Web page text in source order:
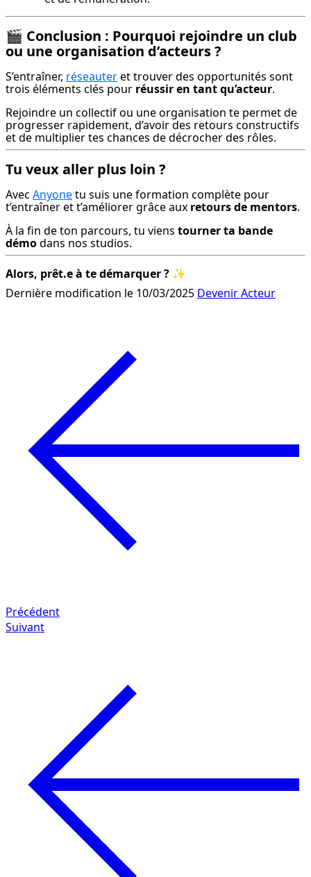
🎬 Conclusion : Pourquoi rejoindre un club
ou une organisation d’acteurs ?
S’entraîner, réseauter et trouver des opportunités sont
trois éléments clés pour réussir en tant qu’acteur.
Rejoindre un collectif ou une organisation te permet de
progresser rapidement, d’avoir des retours constructifs
et de multiplier tes chances de décrocher des rôles.
Tu veux aller plus loin ?
Avec Anyone tu suis une formation complète pour
t’entraîner et t’améliorer grâce aux retours de mentors.
À la fin de ton parcours, tu viens tourner ta bande
démo dans nos studios.
Alors, prêt.e à te démarquer ? ✨
Dernière modification le 10/03/2025 Devenir Acteur
Précédent
Suivant